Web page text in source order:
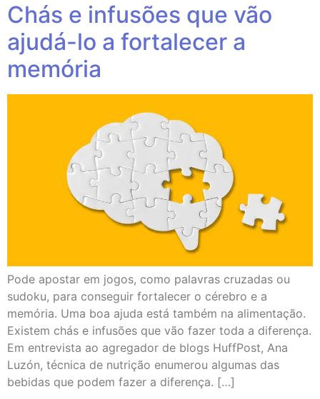
Chás e infusões que vão
ajudá-lo a fortalecer a
memória
Pode apostar em jogos, como palavras cruzadas ou
sudoku, para conseguir fortalecer o cérebro e a
memória. Uma boa ajuda está também na alimentação.
Existem chás e infusões que vão fazer toda a diferença.
Em entrevista ao agregador de blogs HuffPost, Ana
Luzón, técnica de nutrição enumerou algumas das
bebidas que podem fazer a diferença. […]